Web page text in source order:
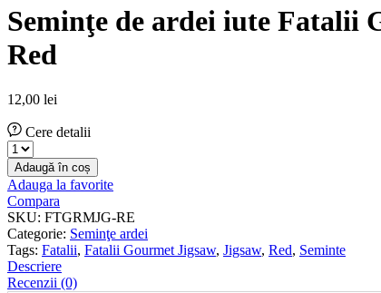
Seminţe de ardei iute Fatalii
Red
12,00 lei
Cere detalii
Seminţe
de
ardei
iute
Fatalii
Gourmet
Jigsaw
Red
cantitate
Adaugă în coș
Adauga la favorite
Compara
SKU: FTGRMJG-RE
Categorie: Seminţe ardei
Tags: Fatalii, Fatalii Gourmet Jigsaw, Jigsaw, Red, Seminte
Descriere
Recenzii (0)